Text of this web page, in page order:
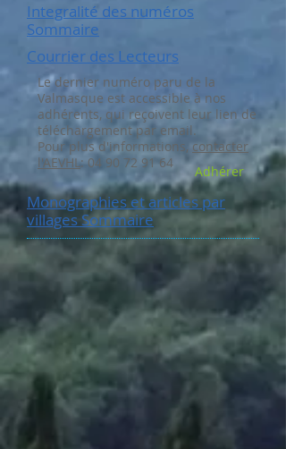
Integralité des numéros
Sommaire
Courrier des Lecteurs
Le dernier numéro paru de la
Valmasque est accessible à nos
adhérents, qui reçoivent leur lien de
téléchargement par email.
Pour plus d'informations, contacter
l'AEVHL: 04 90 72 91 64
Adhérer
Monographies et articles par
villages Sommaire